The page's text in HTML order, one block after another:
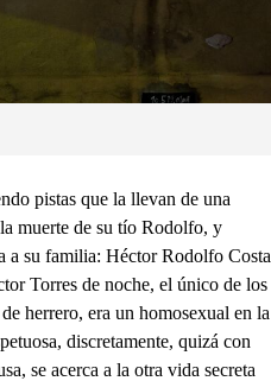
pistas que la llevan de una
muerte de su tío Rodolfo, y
a su familia: Héctor Rodolfo Costa
Torres de noche, el único de los
herrero, era un homosexual en la
discretamente, quizá con
se acerca a la otra vida secreta